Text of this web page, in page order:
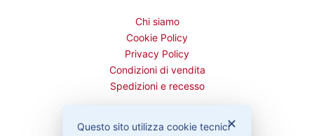
Chi siamo
Cookie Policy
Privacy Policy
Condizioni di vendita
Spedizioni e recesso
✕
Questo sito utilizza cookie tecnici